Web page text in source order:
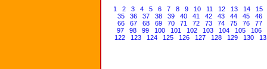
1 2 3 4 5 6 7 8 9 10 11 12 13 14
15
35
36 37 38 39 40 41 42 43 44 45
46
66
67 68 69 70 71 72 73 74 75 76
77
97
98 99 100 101 102 103 104 105
106
122
123 124 125 126 127 128 129 130